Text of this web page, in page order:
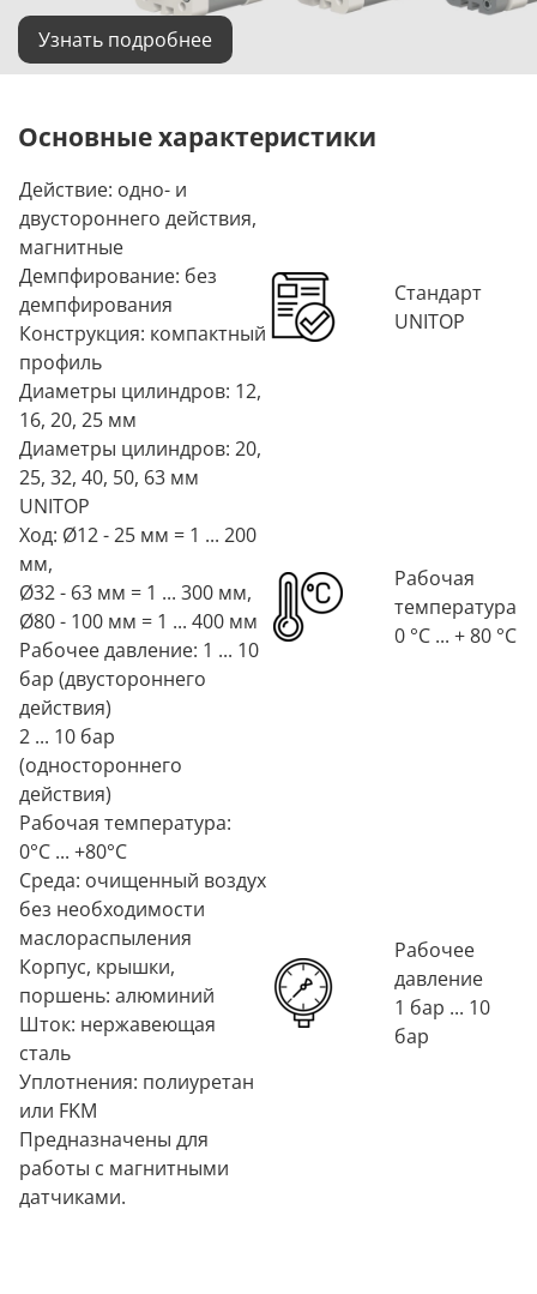
Узнать подробнее
Основные характеристики
Действие: одно- и
двустороннего действия,
магнитные
Демпфирование: без
демпфирования
Конструкция: компактный
профиль
Диаметры цилиндров: 12,
16, 20, 25 мм
Диаметры цилиндров: 20,
25, 32, 40, 50, 63 мм
UNITOP
Ход: Ø12 - 25 мм = 1 ... 200
мм,
Ø32 - 63 мм = 1 ... 300 мм,
Ø80 - 100 мм = 1 ... 400 мм
Рабочее давление: 1 ... 10
бар (двустороннего
действия)
2 ... 10 бар
(одностороннего
действия)
Рабочая температура:
0°C ... +80°C
Среда: очищенный воздух
без необходимости
маслораспыления
Корпус, крышки,
поршень: алюминий
Шток: нержавеющая
сталь
Уплотнения: полиуретан
или FKM
Предназначены для
работы с магнитными
датчиками.
Стандарт
UNITOP
Рабочая
температура
0 °C ... + 80 °C
Рабочее
давление
1 бар ... 10
бар